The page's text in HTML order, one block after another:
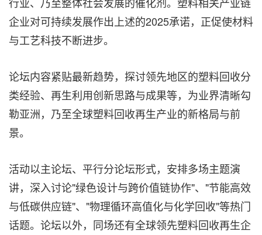
企业对可持续发展作出上述的2025承诺，正促使材料
与工艺科技不断进步。
论坛内容紧贴最新趋势，探讨领先地区的塑料回收分
类经验、再生利用创新思路与成果等，为业界清晰勾
勒亚洲，乃至全球塑料回收再生产业的新格局与前
景。
活动以主论坛、平行分论坛形式，安排多场主题演
讲，深入讨论"绿色设计与跨价值链协作"、"节能高效
与低碳供应链"、"物理循环高值化与化学回收"等热门
话题。论坛以外，同场还有全球领先塑料回收再生企